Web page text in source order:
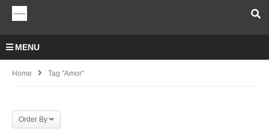
MENU
Home Tag "amor"
Order By